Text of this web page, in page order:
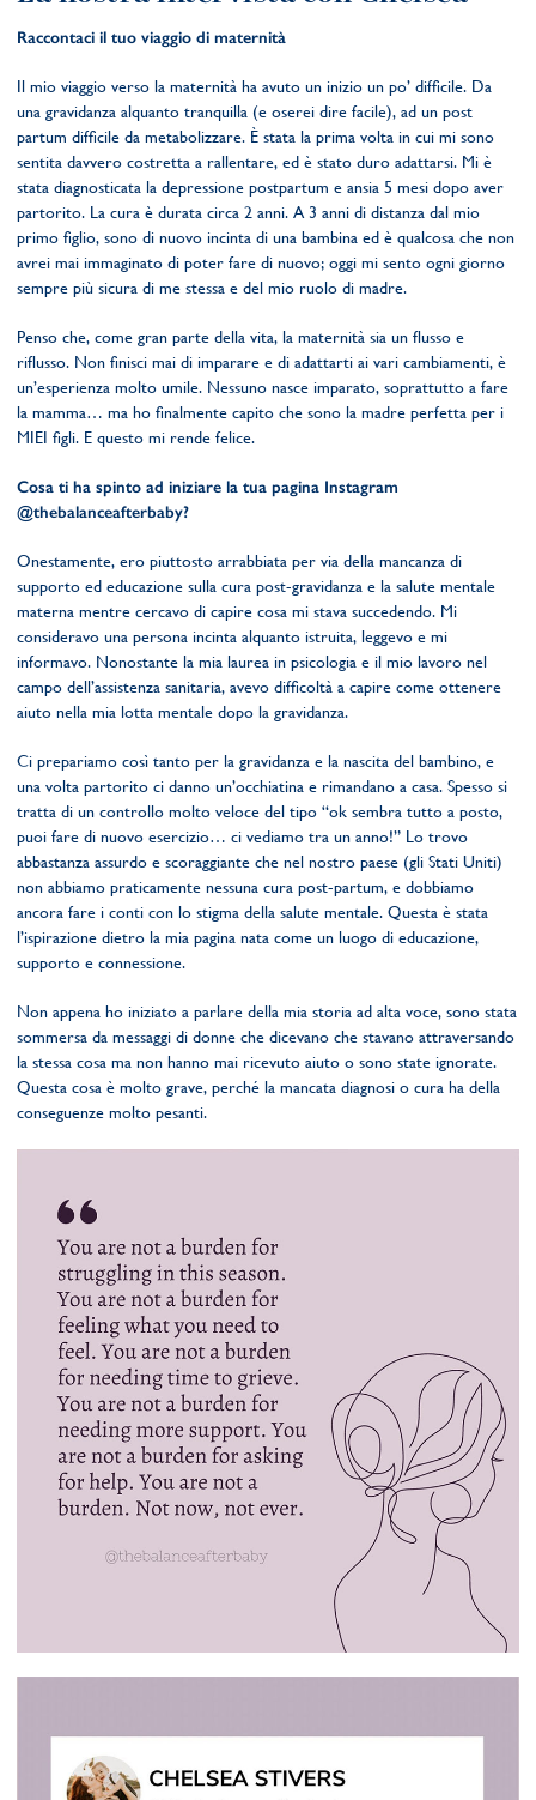
Raccontaci il tuo viaggio di maternità
Il mio viaggio verso la maternità ha avuto un inizio un po’ difficile. Da
una gravidanza alquanto tranquilla (e oserei dire facile), ad un post
partum difficile da metabolizzare. È stata la prima volta in cui mi sono
sentita davvero costretta a rallentare, ed è stato duro adattarsi. Mi è
stata diagnosticata la depressione postpartum e ansia 5 mesi dopo aver
partorito. La cura è durata circa 2 anni. A 3 anni di distanza dal mio
primo figlio, sono di nuovo incinta di una bambina ed è qualcosa che non
avrei mai immaginato di poter fare di nuovo; oggi mi sento ogni giorno
sempre più sicura di me stessa e del mio ruolo di madre.
Penso che, come gran parte della vita, la maternità sia un flusso e
riflusso. Non finisci mai di imparare e di adattarti ai vari cambiamenti, è
un’esperienza molto umile. Nessuno nasce imparato, soprattutto a fare
la mamma… ma ho finalmente capito che sono la madre perfetta per i
MIEI figli. E questo mi rende felice.
Cosa ti ha spinto ad iniziare la tua pagina Instagram
@thebalanceafterbaby?
Onestamente, ero piuttosto arrabbiata per via della mancanza di
supporto ed educazione sulla cura post-gravidanza e la salute mentale
materna mentre cercavo di capire cosa mi stava succedendo. Mi
consideravo una persona incinta alquanto istruita, leggevo e mi
informavo. Nonostante la mia laurea in psicologia e il mio lavoro nel
campo dell’assistenza sanitaria, avevo difficoltà a capire come ottenere
aiuto nella mia lotta mentale dopo la gravidanza.
Ci prepariamo così tanto per la gravidanza e la nascita del bambino, e
una volta partorito ci danno un’occhiatina e rimandano a casa. Spesso si
tratta di un controllo molto veloce del tipo “ok sembra tutto a posto,
puoi fare di nuovo esercizio… ci vediamo tra un anno!” Lo trovo
abbastanza assurdo e scoraggiante che nel nostro paese (gli Stati Uniti)
non abbiamo praticamente nessuna cura post-partum, e dobbiamo
ancora fare i conti con lo stigma della salute mentale. Questa è stata
l’ispirazione dietro la mia pagina nata come un luogo di educazione,
supporto e connessione.
Non appena ho iniziato a parlare della mia storia ad alta voce, sono stata
sommersa da messaggi di donne che dicevano che stavano attraversando
la stessa cosa ma non hanno mai ricevuto aiuto o sono state ignorate.
Questa cosa è molto grave, perché la mancata diagnosi o cura ha della
conseguenze molto pesanti.